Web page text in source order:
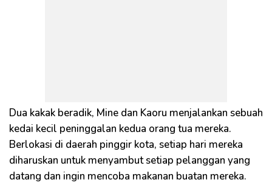
Dua kakak beradik, Mine dan Kaoru menjalankan sebuah
kedai kecil peninggalan kedua orang tua mereka.
Berlokasi di daerah pinggir kota, setiap hari mereka
diharuskan untuk menyambut setiap pelanggan yang
datang dan ingin mencoba makanan buatan mereka.